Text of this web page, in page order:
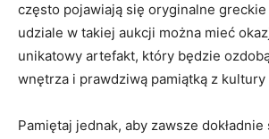
często pojawiają się oryginalne
udziale w takiej​ aukcji można mieć
‍unikatowy artefakt, ⁣który będzie
wnętrza‌ i ‍prawdziwą pamiątką z
Pamiętaj jednak, aby zawsze